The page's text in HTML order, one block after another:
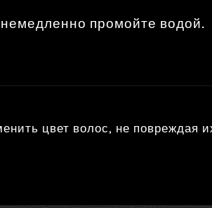
промойте водой.
цвет волос, не повреждая